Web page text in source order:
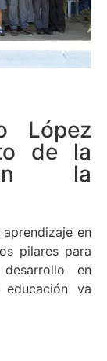
López
de la
en la
en
pilares para
en
va